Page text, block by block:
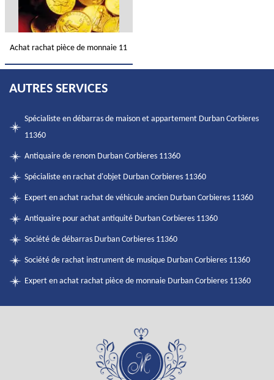
Achat rachat pièce de monnaie 11
AUTRES SERVICES
Spécialiste en débarras de maison et appartement Durban Corbieres
11360
Antiquaire de renom Durban Corbieres 11360
Spécialiste en rachat d'objet Durban Corbieres 11360
Expert en achat rachat de véhicule ancien Durban Corbieres 11360
Antiquaire pour achat antiquité Durban Corbieres 11360
Société de débarras Durban Corbieres 11360
Société de rachat instrument de musique Durban Corbieres 11360
Expert en achat rachat pièce de monnaie Durban Corbieres 11360